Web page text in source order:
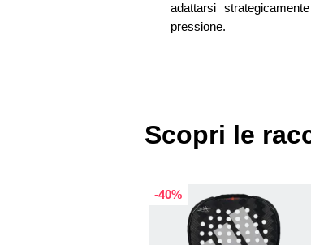
adattarsi
pressione.
Scopri le
-40%